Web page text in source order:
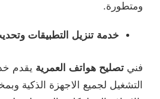
ومتطورة.
خدمة تنزيل التطبيقات
فني تصليح هواتف العمرية يقدم
التشغيل لجميع الاجهزة الذكية